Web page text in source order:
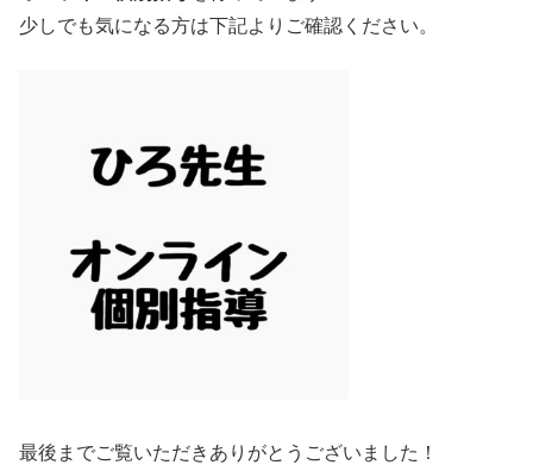
少しでも気になる方は下記よりご確認ください。
最後までご覧いただきありがとうございました！